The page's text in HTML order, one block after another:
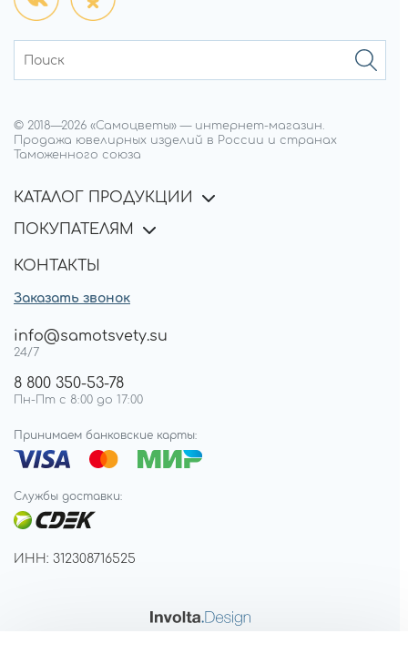
© 2018—2026 «Самоцветы» — интернет-магазин.
Продажа ювелирных изделий в России и странах
Таможенного союза
КАТАЛОГ ПРОДУКЦИИ
ПОКУПАТЕЛЯМ
КОНТАКТЫ
Заказать звонок
info@samotsvety.su
24/7
8 800 350-53-78
Пн-Пт с 8:00 до 17:00
Принимаем банковские карты:
Службы доставки:
ИНН: 312308716525